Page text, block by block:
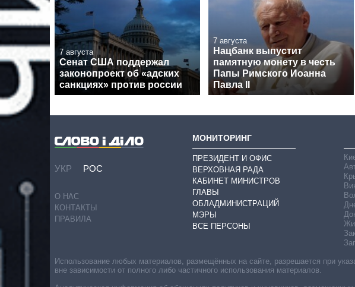
7 августа
Сенат США поддержал
законопроект об «адских
санкциях» против россии
7 августа
Нацбанк выпустит
памятную монету в честь
Папы Римского Иоанна
Павла II
УКР РОС
О НАС
КОНТАКТЫ
ПРАВИЛА
МОНИТОРИНГ
ПРЕЗИДЕНТ И ОФИС
ВЕРХОВНАЯ РАДА
КАБИНЕТ МИНИСТРОВ
ГЛАВЫ
ОБЛАДМИНИСТРАЦИЙ
МЭРЫ
ВСЕ ПЕРСОНЫ
Использование любых материалов, размещённых на сайте, разрешается при
вне зависимости от полного либо частичного использования материалов.